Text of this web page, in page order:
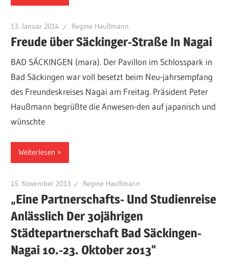
13. Januar 2014 Regine Haußmann
Freude über Säckinger-Straße In Nagai
BAD SÄCKINGEN (mara). Der Pavillon im Schlosspark in
Bad Säckingen war voll besetzt beim Neu-jahrsempfang
des Freundeskreises Nagai am Freitag. Präsident Peter
Haußmann begrüßte die Anwesen-den auf japanisch und
wünschte
Weiterlesen
15. November 2013 Regine Haußmann
„Eine Partnerschafts- Und Studienreise
Anlässlich Der 30jährigen
Städtepartnerschaft Bad Säckingen-
Nagai 10.-23. Oktober 2013“